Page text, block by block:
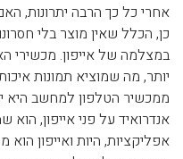
אחרי כל כך הרבה יתרונות,
כן, הכלל שאין מוצר בלי
במצלמה של אייפון. מכשירי
יותר, מה שמוציא תמונות
ממכשיר הטלפון למחשב היא
אנדרואיד על פני אייפון, הוא
אפליקציות, היות ואייפון